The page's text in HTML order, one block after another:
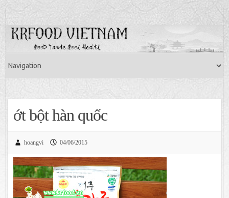
ớt bột hàn quốc
hoangvi 04/06/2015